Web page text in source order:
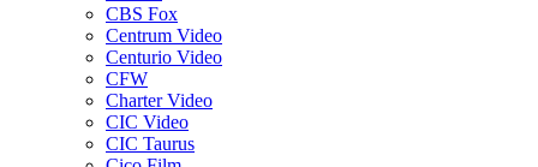
CBS Fox
Centrum Video
Centurio Video
CFW
Charter Video
CIC Video
CIC Taurus